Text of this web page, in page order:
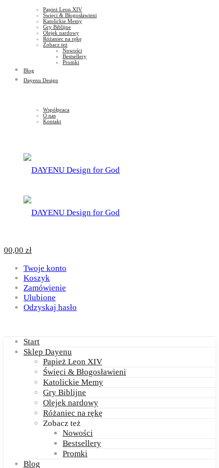
Papież Leon XIV
Święci & Błogosławieni
Katolickie Memy
Gry Biblijne
Olejek nardowy
Różaniec na rękę
Zobacz też
Nowości
Bestsellery
Promki
Blog
Dayenu Design
Współpraca
O nas
Kontakt
00,00 zł
Twoje konto
Koszyk
Zamówienie
Ulubione
Odzyskaj hasło
Start
Sklep Dayenu
Papież Leon XIV
Święci & Błogosławieni
Katolickie Memy
Gry Biblijne
Olejek nardowy
Różaniec na rękę
Zobacz też
Nowości
Bestsellery
Promki
Blog